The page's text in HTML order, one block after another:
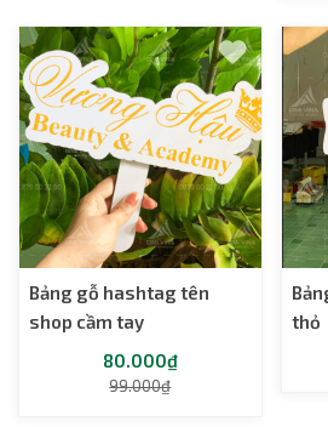
Bảng gỗ hashtag tên
shop cầm tay
80.000₫
99.000₫
thỏ